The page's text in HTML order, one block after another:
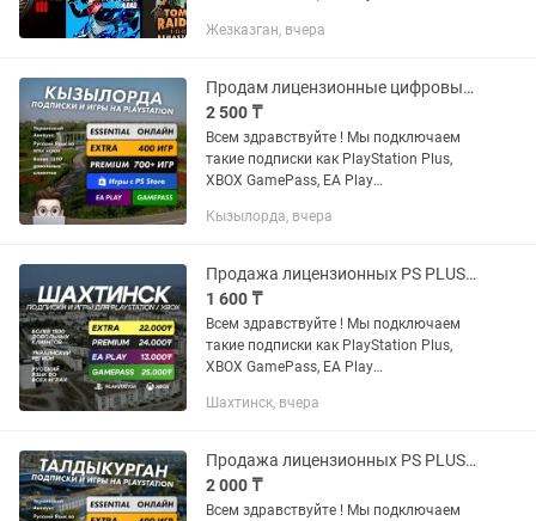
XBOX STORE: FC25, WUKONG, ASTRO
DUTY...
Жезказган, вчера
Продам лицензионные цифровые игры Ps4/5 FC25,UFC,Wukong, Ps plus xbox
2 500 ₸
Всем здравствуйте ! Мы подключаем
такие подписки как PlayStation Plus,
XBOX GamePass, EA Play
XBOX STORE: FC25, WUKONG, ASTRO
DUTY...
Кызылорда, вчера
Продажа лицензионных PS PLUS игр на PS4, PS5 FIFA UFC GTA ПС4 ПС5 FC25 Xbox
1 600 ₸
Всем здравствуйте ! Мы подключаем
такие подписки как PlayStation Plus,
XBOX GamePass, EA Play
XBOX STORE: FC25, WUKONG, ASTRO
DUTY...
Шахтинск, вчера
Продажа лицензионных PS PLUS игр на PS4, PS5 FIFA UFC GTA ПС4 ПС5 FC25 Xbox
2 000 ₸
Всем здравствуйте ! Мы подключаем